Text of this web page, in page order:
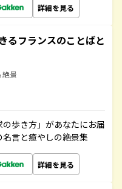
詳細を見る
るフランスのことばと
絶景
歩き方」があなたにお届
言と癒やしの絶景集
詳細を見る